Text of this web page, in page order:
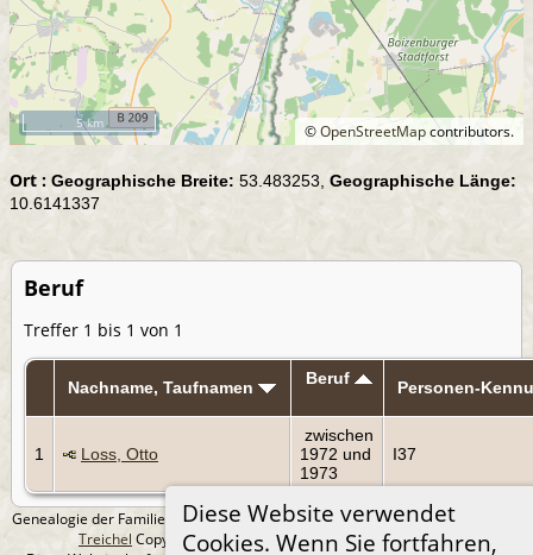
Diese Website verwendet
Cookies. Wenn Sie fortfahren,
©OpenStreetMapcontributors.
5 km
Ort : Geographische Breite:53.483253, Geographische Länge:
10.6141337
Beruf
Treffer 1 bis 1 von 1
Nachname, Taufnamen Beruf Personen-
1 Loss, Otto
zwischen
1972 und
1973
I37
Genealogie der Familie Treichel aus Berlin. - erstellt und betreut von
Treichel Copyright © 2014-2026 Alle Rechte vorbehalten.